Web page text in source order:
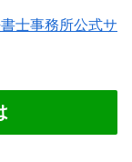
士事務所公式サ